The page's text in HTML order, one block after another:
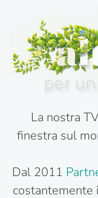
La nostra
finestra sul
Dal 2011
costantemente